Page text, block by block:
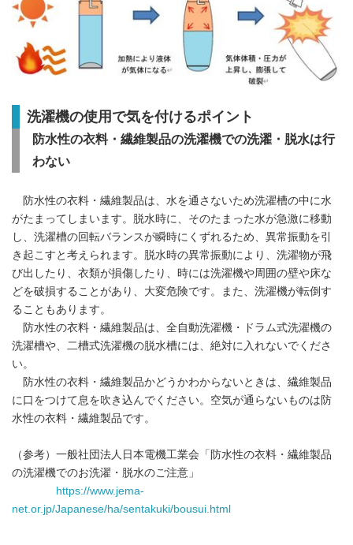
洗濯機の使用で気を付けるポイント
防水性の衣料・繊維製品の洗濯機での洗濯・脱水は行
わない
防水性の衣料・繊維製品は、水を通さないため洗濯槽の中に水
がたまってしまいます。脱水時に、そのたまった水が急激に移動
し、洗濯槽の回転バランスが瞬時にくずれるため、異常振動を引
き起こすと考えられます。脱水時の異常振動により、洗濯物が飛
び出したり、衣類が損傷したり、時には洗濯機や周囲の壁や床な
どを破損することがあり、大変危険です。また、洗濯機が転倒す
ることもあります。
防水性の衣料・繊維製品は、全自動洗濯機・ドラム式洗濯機の
洗濯槽や、二槽式洗濯機の脱水槽には、絶対に入れないでくださ
い。
防水性の衣料・繊維製品かどうかわからないときは、繊維製品
に口をつけて息を吹き込んでください。空気が通らないものは防
水性の衣料・繊維製品です。
（参考）一般社団法人日本電機工業会「防水性の衣料・繊維製品
の洗濯機でのお洗濯・脱水のご注意」
https://www.jema-
net.or.jp/Japanese/ha/sentakuki/bousui.html